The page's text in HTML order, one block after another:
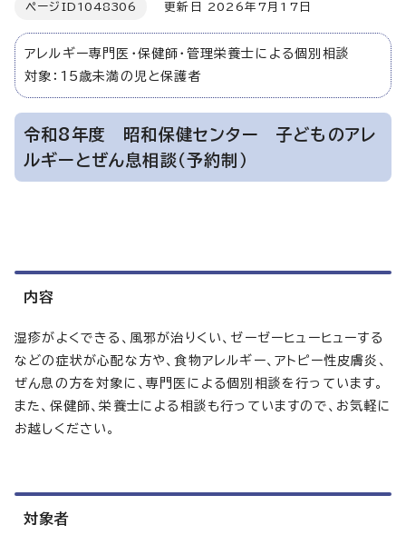
ページID 1048306 更新日 2026年7月17日
アレルギー専門医・保健師・管理栄養士による個別相談
対象：15歳未満の児と保護者
令和8年度 昭和保健センター 子どものアレ
ルギーとぜん息相談（予約制）
内容
湿疹がよくできる、風邪が治りくい、ゼーゼーヒューヒューする
などの症状が心配な方や、食物アレルギー、アトピー性皮膚炎、
ぜん息の方を対象に、専門医による個別相談を行っています。
また、保健師、栄養士による相談も行っていますので、お気軽に
お越しください。
対象者